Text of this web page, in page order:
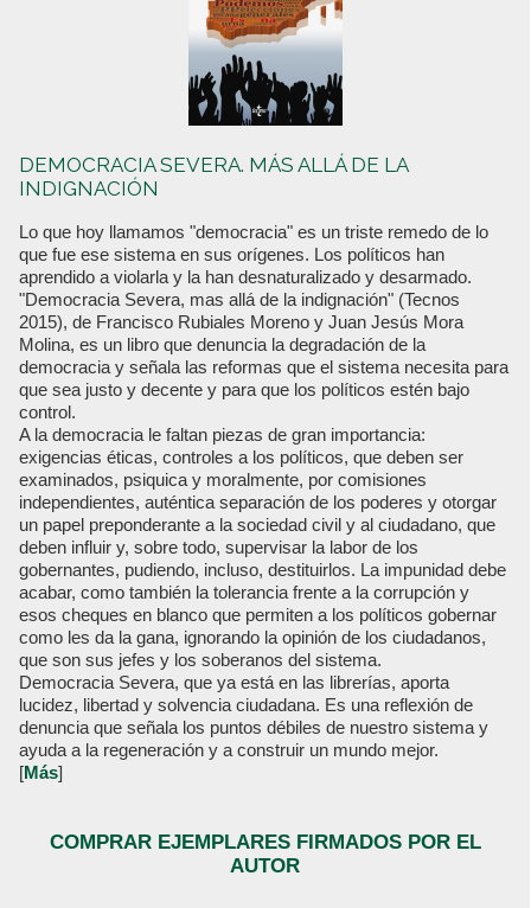
DEMOCRACIA SEVERA. MÁS ALLÁ DE LA
INDIGNACIÓN
Lo que hoy llamamos "democracia" es un triste remedo de lo
que fue ese sistema en sus orígenes. Los políticos han
aprendido a violarla y la han desnaturalizado y desarmado.
"Democracia Severa, mas allá de la indignación" (Tecnos
2015), de Francisco Rubiales Moreno y Juan Jesús Mora
Molina, es un libro que denuncia la degradación de la
democracia y señala las reformas que el sistema necesita para
que sea justo y decente y para que los políticos estén bajo
control.
A la democracia le faltan piezas de gran importancia:
exigencias éticas, controles a los políticos, que deben ser
examinados, psiquica y moralmente, por comisiones
independientes, auténtica separación de los poderes y otorgar
un papel preponderante a la sociedad civil y al ciudadano, que
deben influir y, sobre todo, supervisar la labor de los
gobernantes, pudiendo, incluso, destituirlos. La impunidad debe
acabar, como también la tolerancia frente a la corrupción y
esos cheques en blanco que permiten a los políticos gobernar
como les da la gana, ignorando la opinión de los ciudadanos,
que son sus jefes y los soberanos del sistema.
Democracia Severa, que ya está en las librerías, aporta
lucidez, libertad y solvencia ciudadana. Es una reflexión de
denuncia que señala los puntos débiles de nuestro sistema y
ayuda a la regeneración y a construir un mundo mejor.
[Más]
COMPRAR EJEMPLARES FIRMADOS POR EL
AUTOR